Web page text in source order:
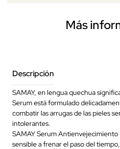
Más
Descripción
SAMAY, en lengua quechua
Serum está formulado
combatir las arrugas de las pieles
intolerantes.
SAMAY Serum Antienvejecimiento
sensible a frenar el paso del